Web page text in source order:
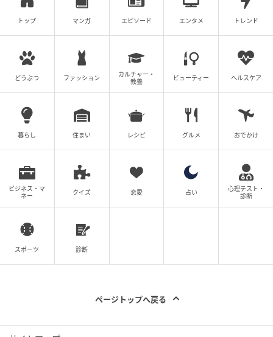
トップ マンガ エピソード エンタメ トレンド
どうぶつ ファッション
カルチャー・
教養
ビューティー ヘルスケア
暮らし 住まい レシピ グルメ おでかけ
ビジネス・マ
ネー
クイズ 恋愛 占い
心理テスト・
診断
スポーツ 診断
ページトップへ戻る